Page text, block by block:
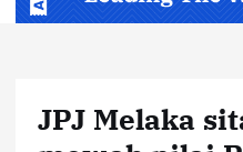
JPJ Melaka